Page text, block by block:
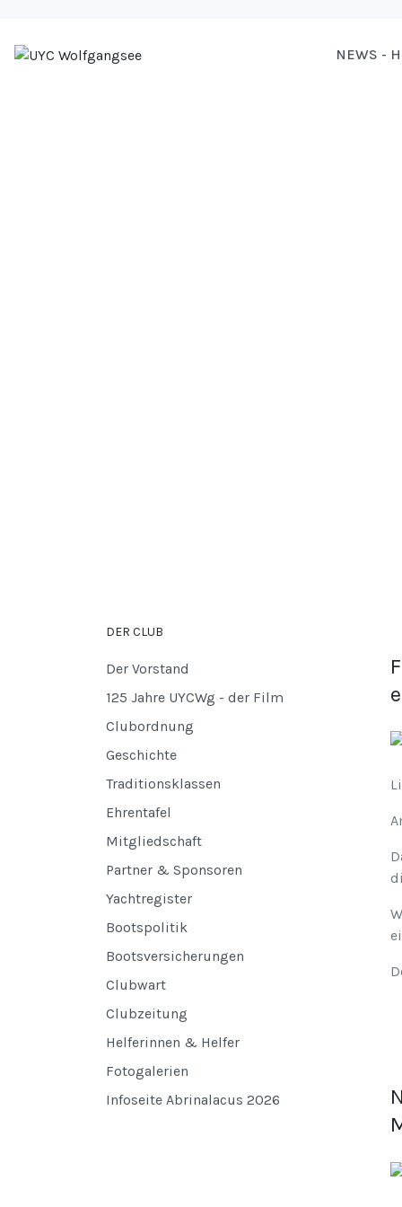
NEWS -
DER CLUB
Der Vorstand
125 Jahre UYCWg - der Film
Clubordnung
Geschichte
Traditionsklassen
Ehrentafel
Mitgliedschaft
Partner & Sponsoren
Yachtregister
Bootspolitik
Bootsversicherungen
Clubwart
Clubzeitung
Helferinnen & Helfer
Fotogalerien
Infoseite Abrinalacus 2026